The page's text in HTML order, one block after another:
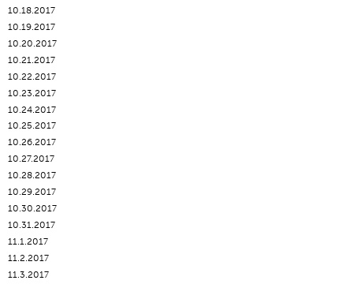
10.18.2017
10.19.2017
10.20.2017
10.21.2017
10.22.2017
10.23.2017
10.24.2017
10.25.2017
10.26.2017
10.27.2017
10.28.2017
10.29.2017
10.30.2017
10.31.2017
11.1.2017
11.2.2017
11.3.2017